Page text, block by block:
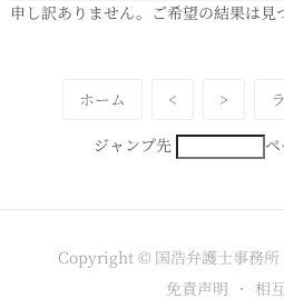
申し訳ありません。ご希望の結果は見
ホーム < >
ジャンプ先
Copyright © 国浩弁護士事務
免責声明
相